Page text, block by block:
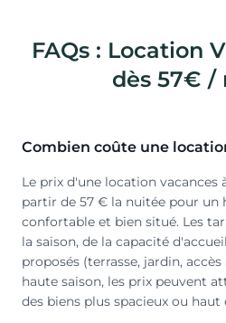
FAQs : Location
dès 57€ /
Combien coûte une
Le prix d'une location vacances
partir de 57 € la nuitée pour un
confortable et bien situé. Les
la saison, de la capacité
proposés (terrasse, jardin, accès
haute saison, les prix peuvent
des biens plus spacieux ou haut